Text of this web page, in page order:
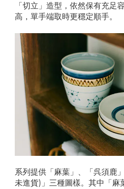
「切立」造型，依然保有充足
高，單手端取時更穩定順手。
系列提供「麻葉」、「呉須鹿
未進貨)」三種圖樣。其中「麻